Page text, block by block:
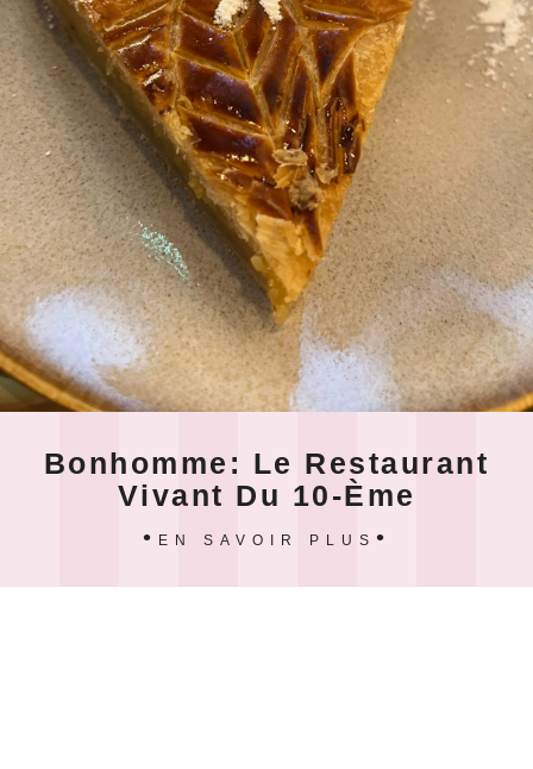
Bonhomme: Le Restaurant
Vivant Du 10-Ème
EN SAVOIR PLUS